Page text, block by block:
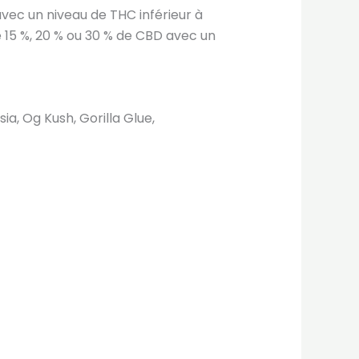
un niveau de THC inférieur à
%, 20 % ou 30 % de CBD avec un
Og Kush, Gorilla Glue,